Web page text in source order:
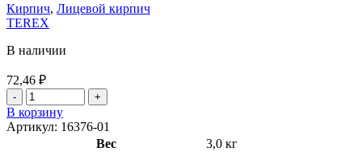
Кирпич, Лицевой кирпич
TEREX
В наличии
72,46 ₽
В корзину
Артикул: 16376-01
Вес
3,0 кг